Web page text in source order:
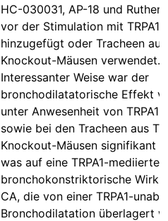
HC-030031, AP-18 und
vor der Stimulation mit
hinzugefügt oder Tracheen aus
Knockout-Mäusen verwendet.
Interessanter Weise war der
bronchodilatatorische Effekt
unter Anwesenheit von
sowie bei den Tracheen aus
Knockout-Mäusen signifikant
was auf eine TRPA1-mediierte
bronchokonstriktorische
CA, die von einer TRPA1-
Bronchodilatation überlagert